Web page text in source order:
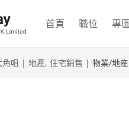
首頁 職位 專
角咀 | 地產, 住宅銷售 | 物業/地産